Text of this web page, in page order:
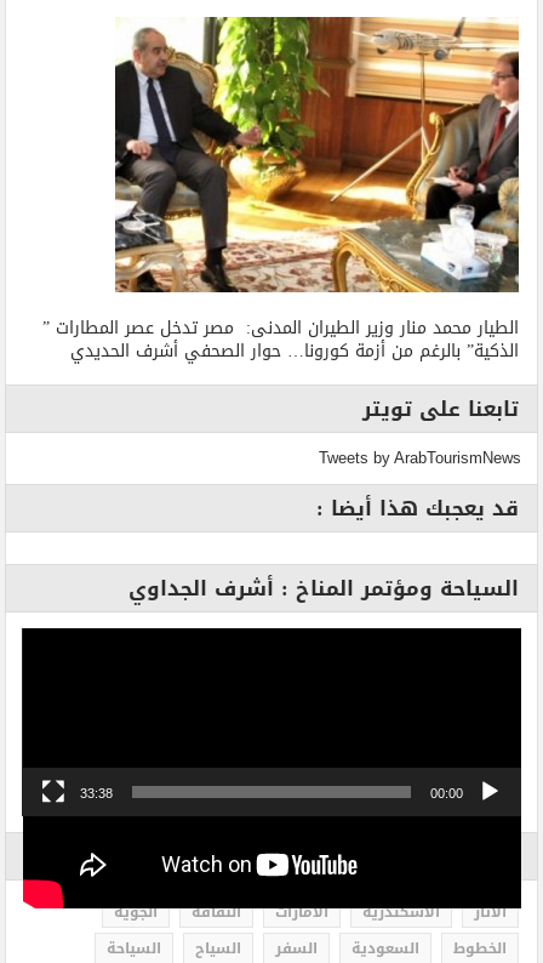
الطيار محمد منار وزير الطيران المدنى: مصر تدخل عصر المطارات ”
الذكية” بالرغم من أزمة كورونا… حوار الصحفي أشرف الحديدي
تابعنا على تويتر
Tweets by ArabTourismNews
قد يعجبك هذا أيضا :
السياحة ومؤتمر المناخ : أشرف الجداوي
00:00
33:38
الاثار الاسكندرية الامارات الثقافة
الجوية
الخطوط
السعودية السفر السياح
السياحة